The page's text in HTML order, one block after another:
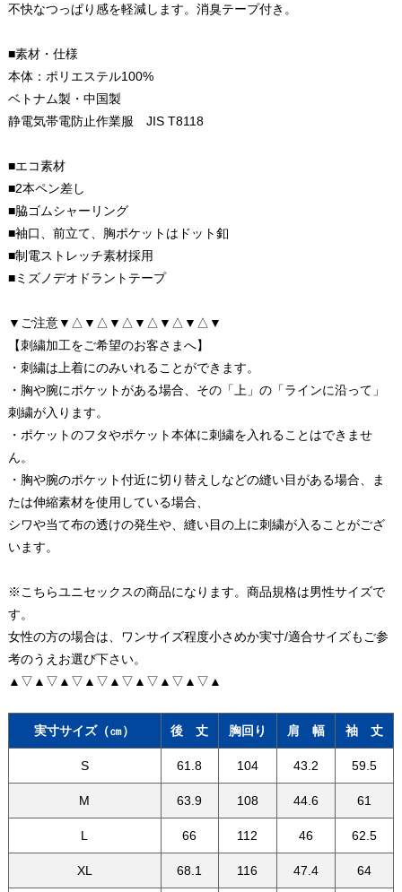
不快なつっぱり感を軽減します。消臭テープ付き。
■素材・仕様
本体：ポリエステル100%
ベトナム製・中国製
静電気帯電防止作業服 JIS T8118
■エコ素材
■2本ペン差し
■脇ゴムシャーリング
■袖口、前立て、胸ポケットはドット釦
■制電ストレッチ素材採用
■ミズノデオドラントテープ
▼ご注意▼△▼△▼△▼△▼△▼△▼
【刺繍加工をご希望のお客さまへ】
・刺繍は上着にのみいれることができます。
・胸や腕にポケットがある場合、その「上」の「ラインに沿って」
刺繍が入ります。
・ポケットのフタやポケット本体に刺繍を入れることはできませ
ん。
・胸や腕のポケット付近に切り替えしなどの縫い目がある場合、ま
たは伸縮素材を使用している場合、
シワや当て布の透けの発生や、縫い目の上に刺繍が入ることがござ
います。
※こちらユニセックスの商品になります。商品規格は男性サイズで
す。
女性の方の場合は、ワンサイズ程度小さめか実寸/適合サイズもご参
考のうえお選び下さい。
▲▽▲▽▲▽▲▽▲▽▲▽▲▽▲▽▲
実寸サイズ（㎝） 後 丈 胸回り 肩 幅 袖 丈
S 61.8 104 43.2 59.5
M 63.9 108 44.6 61
L 66 112 46 62.5
XL 68.1 116 47.4 64